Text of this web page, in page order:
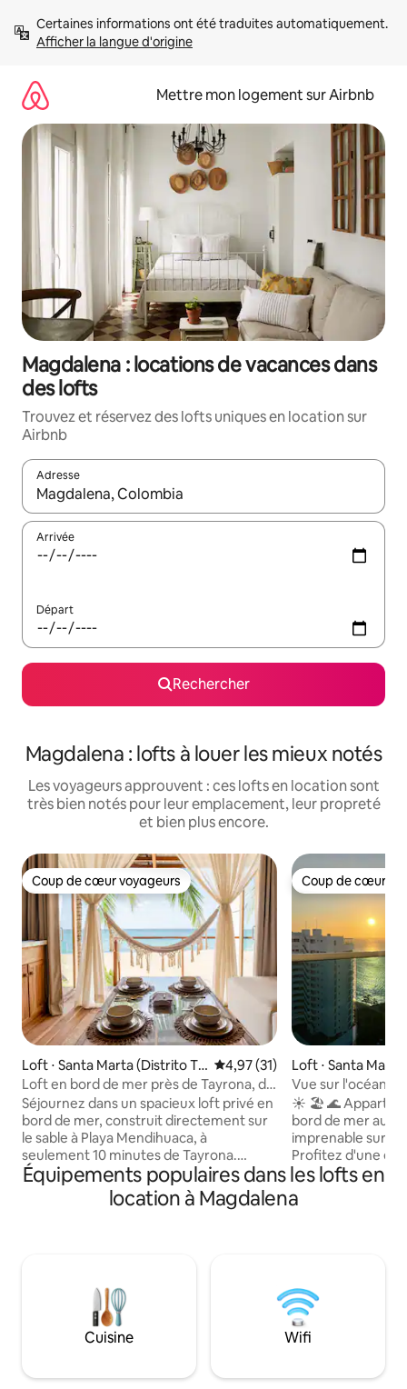
directement
Afficher la langue d'origine
Mettre mon logement sur Airbnb
Magdalena : locations de vacances dans
des lofts
Trouvez et réservez des lofts uniques en location sur
Airbnb
Adresse
Lorsque les résultats s'affichent, utilisez les flèches vers le
Arrivée
Départ
Rechercher
Magdalena : lofts à louer les mieux notés
Les voyageurs approuvent : ces lofts en location sont
très bien notés pour leur emplacement, leur propreté
et bien plus encore.
Coup de cœur voyageurs
Coup de cœur voyageurs
Loft ⋅ Santa Marta (Distrito Tu
rístico Cultural E Histórico)
Évaluation moyenne sur la
4,97 (31)
Loft en bord de mer près de Tayrona, de
la mer et de la rivière
Séjournez dans un spacieux loft privé en
bord de mer, construit directement sur
le sable à Playa Mendihuaca, à
seulement 10 minutes de Tayrona.
Profitez de la vue sur la mer, de la brise
de l'océan, d'une cuisine entièrement
équipée, de la climatisation, de Starlink,
pour les voyageurs qui recherchent
l'intimité, un véritable confort, un repos
profond et un séjour unique dans un
quartier calme en bord de mer avec des
mangroves, Tayrona et la nature.
Coup de cœur
Coup de cœur
Loft ⋅ Santa
urístico Cultural E
Vue sur l'océan
Accès à la plage +
☀️ 🏖️ 🌊
bord de mer au
imprenable sur le
Profitez d'une
gamme, comme
accès à une
équipements
Idéal pour des
une détente haut
Connexion Wi-Fi
travail dédié,
vue imprenable
Équipements populaires dans les lofts en
location à Magdalena
Cuisine Wifi